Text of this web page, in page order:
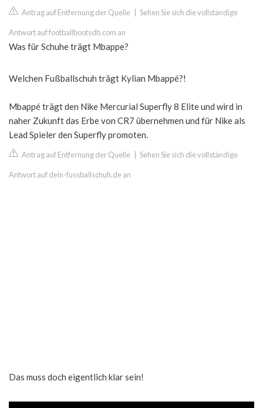
Antrag auf Entfernung der Quelle Sehen Sie sich die vollständige
Antwort auf footballbootsdb.com an
Was für Schuhe trägt Mbappe?
Welchen Fußballschuh trägt Kylian Mbappé?!
Mbappé trägt den Nike Mercurial Superfly 8 Elite und wird in
naher Zukunft das Erbe von CR7 übernehmen und für Nike als
Lead Spieler den Superfly promoten.
Antrag auf Entfernung der Quelle Sehen Sie sich die vollständige
Antwort auf dein-fussballschuh.de an
Das muss doch eigentlich klar sein!